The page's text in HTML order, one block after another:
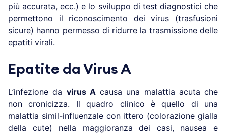
più accurata, ecc.) e lo sviluppo di test diagnostici che
permettono il riconoscimento dei virus (trasfusioni
sicure) hanno permesso di ridurre la trasmissione delle
epatiti virali.
Epatite da Virus A
L’infezione da virus A causa una malattia acuta che
non cronicizza. Il quadro clinico è quello di una
malattia simil-influenzale con ittero (colorazione gialla
della cute) nella maggioranza dei casi, nausea e